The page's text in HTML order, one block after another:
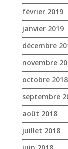
février 2019
janvier 2019
décembre
novembre
octobre 2018
septembre
août 2018
juillet 2018